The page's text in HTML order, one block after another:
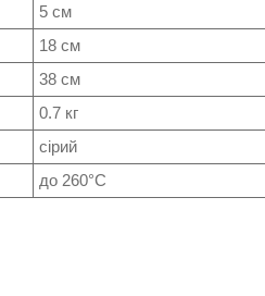
5 см
18 см
38 см
0.7 кг
сірий
до 260°C